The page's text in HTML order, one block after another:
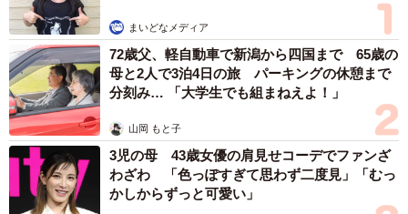
Threadsで見る
まいどなメディア
72歳父、軽自動車で新潟から四国まで 65歳の
母と2人で3泊4日の旅 パーキングの休憩まで
分刻み… 「大学生でも組まねえよ！」
山岡 もと子
3児の母 43歳女優の肩見せコーデでファンざ
わざわ 「色っぽすぎて思わず二度見」「むっ
かしからずっと可愛い」